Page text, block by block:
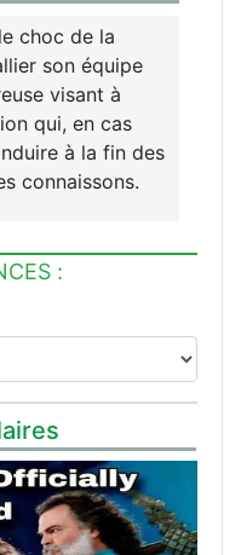
choc de la
son équipe
visant à
qui, en cas
à la fin des
connaissons.
: